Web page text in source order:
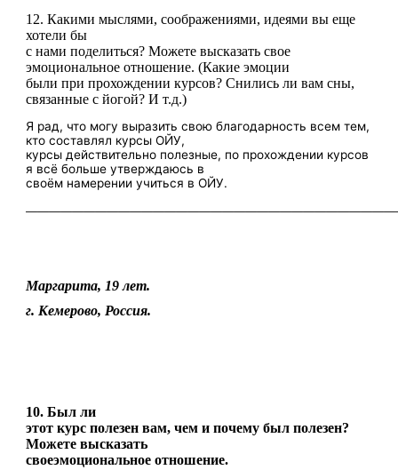
12. Какими мыслями, соображениями, идеями вы еще
хотели бы
с нами поделиться? Можете высказать свое
эмоциональное отношение. (Какие эмоции
были при прохождении курсов? Снились ли вам сны,
связанные с йогой? И т.д.)
Я рад, что могу выразить свою благодарность всем тем,
кто составлял курсы ОЙУ,
курсы действительно полезные, по прохождении курсов
я всё больше утверждаюсь в
своём намерении учиться в ОЙУ.
Маргарита, 19 лет.
г. Кемерово, Россия.
10. Был ли
этот курс полезен вам, чем и почему был полезен?
Можете высказать
своеэмоциональное отношение.